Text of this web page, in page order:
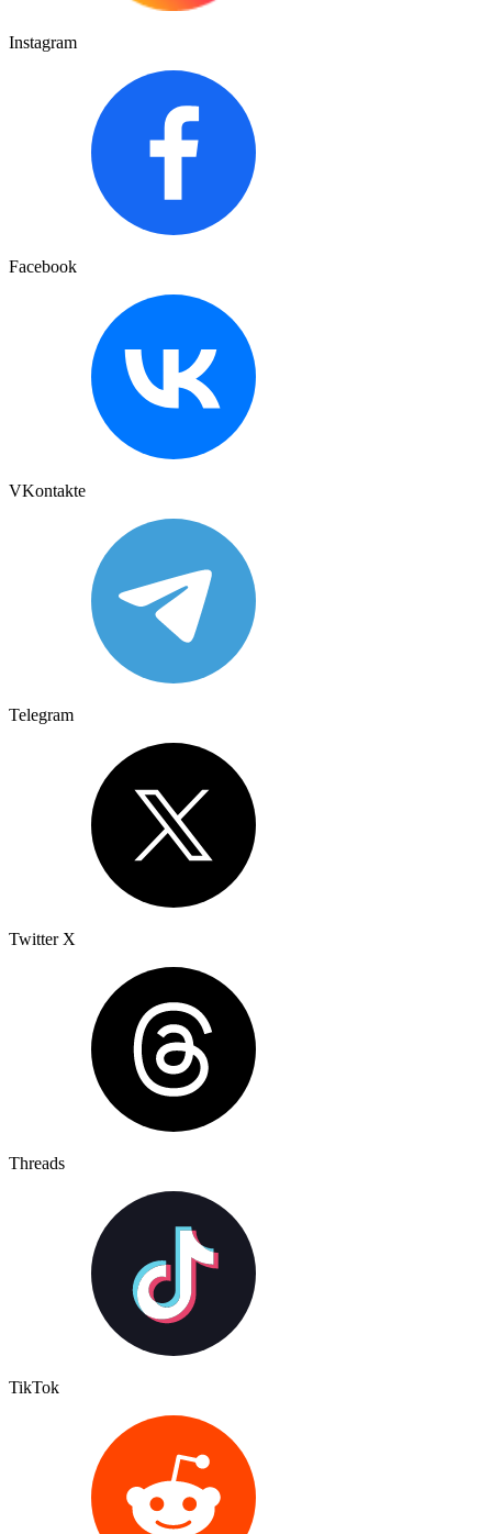
Instagram
Facebook
VKontakte
Telegram
Twitter X
Threads
TikTok